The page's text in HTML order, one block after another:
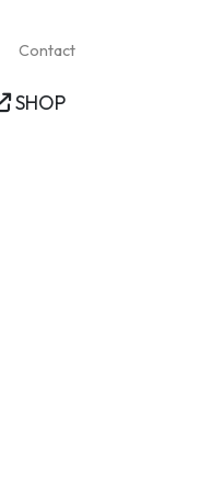
Contact
SHOP